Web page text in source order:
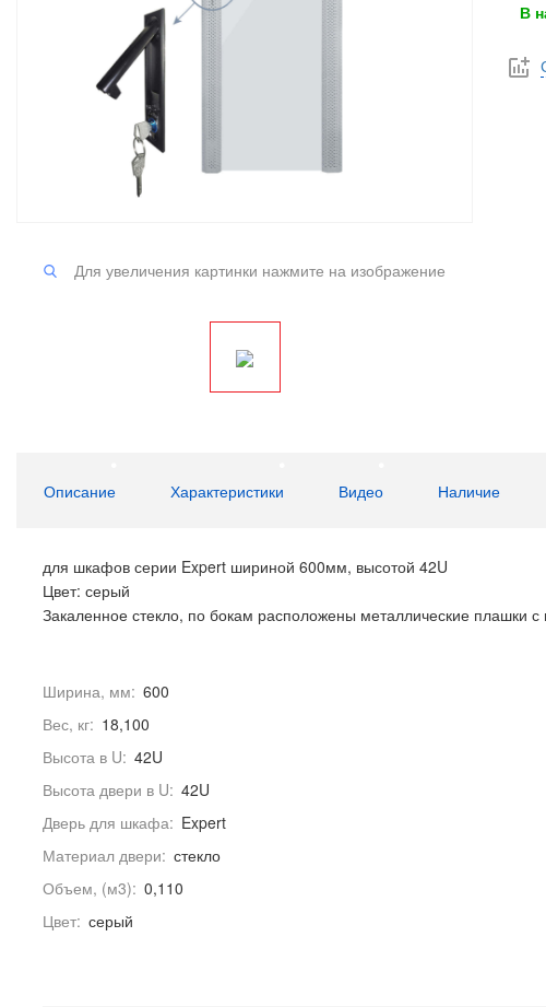
Для увеличения картинки нажмите на изображение
В
Описание Характеристики Видео Наличие
для шкафов серии Expert шириной 600мм, высотой 42U
Цвет: серый
Закаленное стекло, по бокам расположены металлические
Ширина, мм: 600
Вес, кг: 18,100
Высота в U: 42U
Высота двери в U: 42U
Дверь для шкафа: Expert
Материал двери: стекло
Объем, (м3): 0,110
Цвет: серый